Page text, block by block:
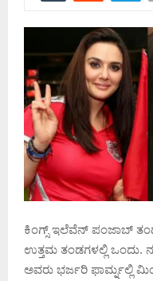
ಕಿಂಗ್ಸ್ ಇಲೆವೆನ್ ಪಂಜಾಬ್
ಉತ್ತಮ ತಂಡಗಳಲ್ಲಿ ಒಂದು.
ಅವರು ಭರ್ಜರಿ ಫಾರ್ಮ್ನಲ್ಲಿ